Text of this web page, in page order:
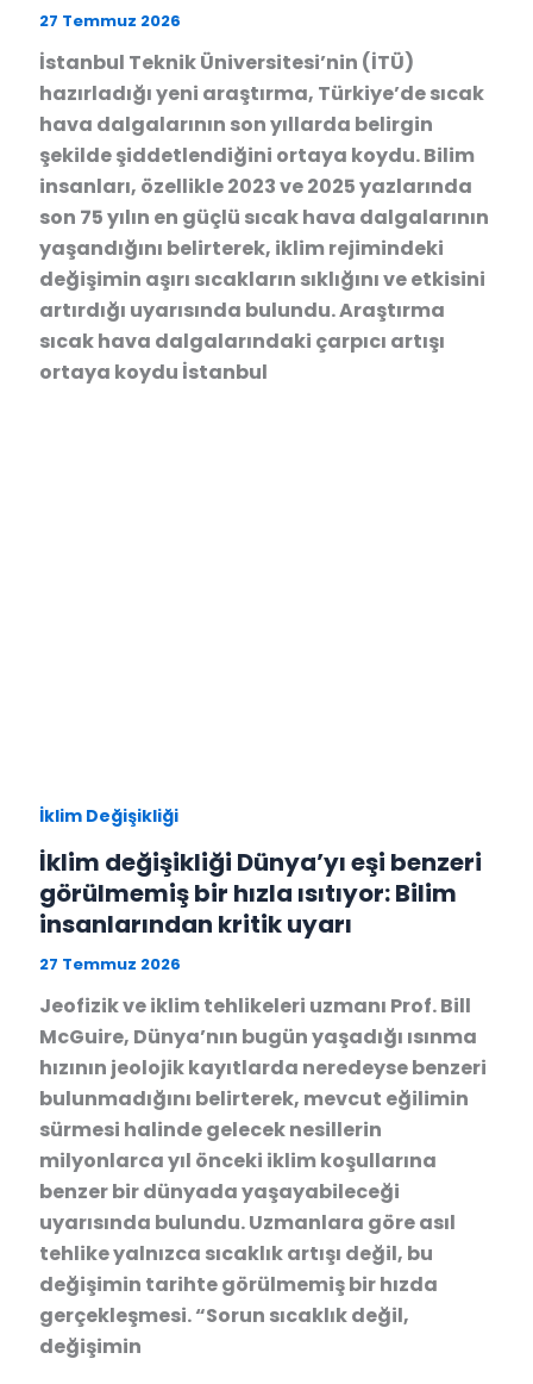
27 Temmuz 2026
İstanbul Teknik Üniversitesi’nin (İTÜ)
hazırladığı yeni araştırma, Türkiye’de sıcak
hava dalgalarının son yıllarda belirgin
şekilde şiddetlendiğini ortaya koydu. Bilim
insanları, özellikle 2023 ve 2025 yazlarında
son 75 yılın en güçlü sıcak hava dalgalarının
yaşandığını belirterek, iklim rejimindeki
değişimin aşırı sıcakların sıklığını ve etkisini
artırdığı uyarısında bulundu. Araştırma
sıcak hava dalgalarındaki çarpıcı artışı
ortaya koydu İstanbul
İklim Değişikliği
İklim değişikliği Dünya’yı eşi benzeri
görülmemiş bir hızla ısıtıyor: Bilim
insanlarından kritik uyarı
27 Temmuz 2026
Jeofizik ve iklim tehlikeleri uzmanı Prof. Bill
McGuire, Dünya’nın bugün yaşadığı ısınma
hızının jeolojik kayıtlarda neredeyse benzeri
bulunmadığını belirterek, mevcut eğilimin
sürmesi halinde gelecek nesillerin
milyonlarca yıl önceki iklim koşullarına
benzer bir dünyada yaşayabileceği
uyarısında bulundu. Uzmanlara göre asıl
tehlike yalnızca sıcaklık artışı değil, bu
değişimin tarihte görülmemiş bir hızda
gerçekleşmesi. “Sorun sıcaklık değil,
değişimin